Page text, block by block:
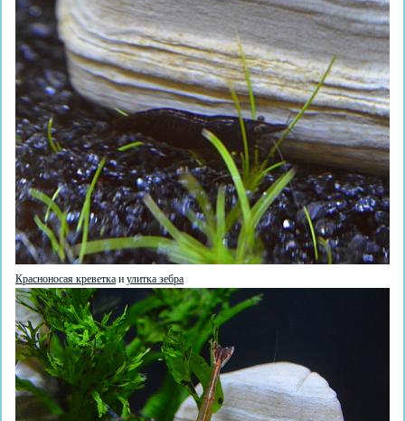
Красноносая креветка и улитка зебра